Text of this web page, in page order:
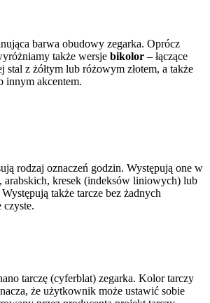
barwa obudowy zegarka. Oprócz
także wersje bikolor – łączące
stal z żółtym lub różowym złotem, a także
innym akcentem.
rodzaj oznaczeń godzin. Występują one w
kresek (indeksów liniowych) lub
także tarcze bez żadnych
czyste.
tarczę (cyferblat) zegarka. Kolor tarczy
że użytkownik może ustawić sobie